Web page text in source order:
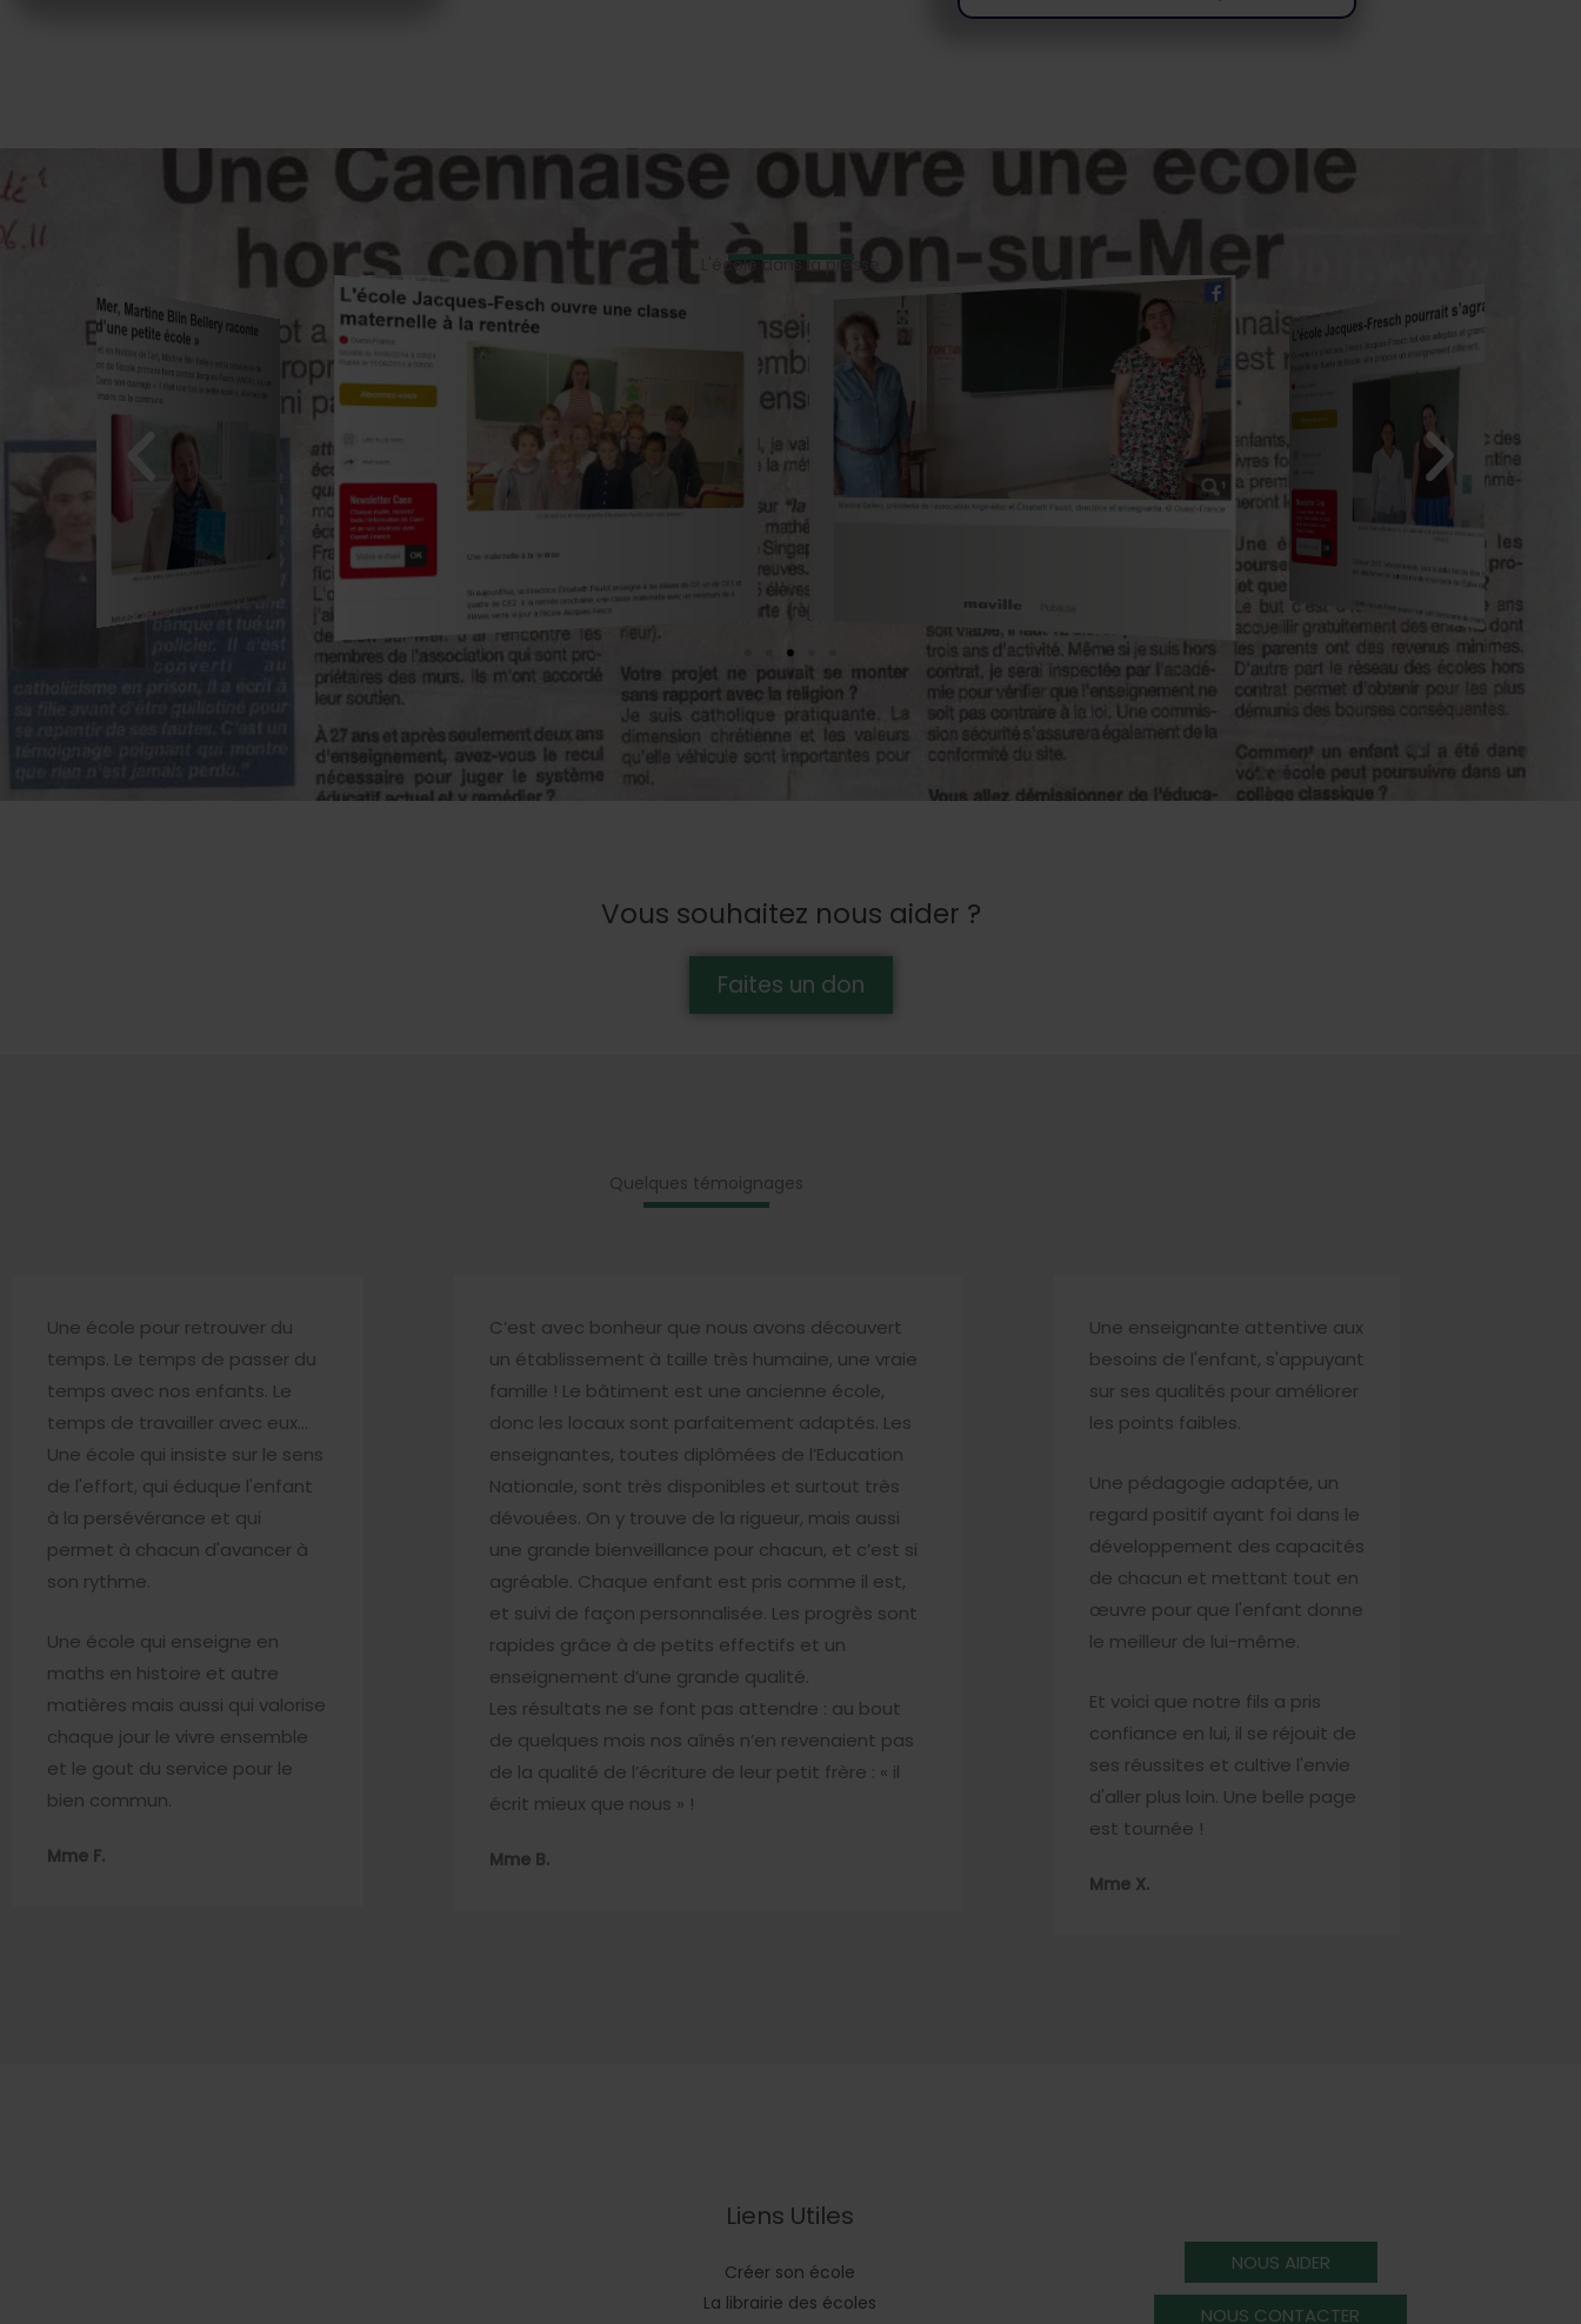
L'école dans la presse
Vous souhaitez nous aider ?
Faites un don
Quelques témoignages
Une école pour retrouver du
temps. Le temps de passer du
temps avec nos enfants. Le
temps de travailler avec eux...
Une école qui insiste sur le sens
de l'effort, qui éduque l'enfant
à la persévérance et qui
permet à chacun d'avancer à
son rythme.
Une école qui enseigne en
maths en histoire et autre
matières mais aussi qui valorise
chaque jour le vivre ensemble
et le gout du service pour le
bien commun.
Mme F.
C’est avec bonheur que nous avons découvert
un établissement à taille très humaine, une vraie
famille ! Le bâtiment est une ancienne école,
donc les locaux sont parfaitement adaptés. Les
enseignantes, toutes diplômées de l’Education
Nationale, sont très disponibles et surtout très
dévouées. On y trouve de la rigueur, mais aussi
une grande bienveillance pour chacun, et c’est si
agréable. Chaque enfant est pris comme il est,
et suivi de façon personnalisée. Les progrès sont
rapides grâce à de petits effectifs et un
enseignement d’une grande qualité.
Les résultats ne se font pas attendre : au bout
de quelques mois nos aînés n’en revenaient pas
de la qualité de l’écriture de leur petit frère : « il
écrit mieux que nous » !
Mme B.
Une enseignante attentive aux
besoins de l'enfant, s'appuyant
sur ses qualités pour améliorer
les points faibles.
Une pédagogie adaptée, un
regard positif ayant foi dans le
développement des capacités
de chacun et mettant tout en
œuvre pour que l'enfant donne
le meilleur de lui-même.
Et voici que notre fils a pris
confiance en lui, il se réjouit de
ses réussites et cultive l'envie
d'aller plus loin. Une belle page
est tournée !
Mme X.
Liens Utiles
Créer son école
La librairie des écoles
NOUS AIDER
NOUS CONTACTER